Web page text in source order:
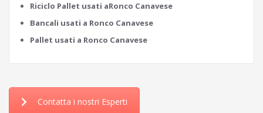
Riciclo Pallet usati aRonco Canavese
Bancali usati a Ronco Canavese
Pallet usati a Ronco Canavese
Contatta i nostri Esperti